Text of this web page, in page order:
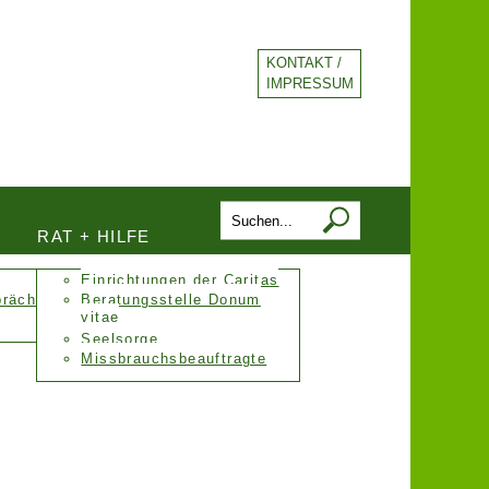
RAT + HILFE
Einrichtungen der Caritas
Beratungsstelle Donum
vitae
Seelsorge
Missbrauchsbeauftragte
KONTAKT /
IMPRESSUM